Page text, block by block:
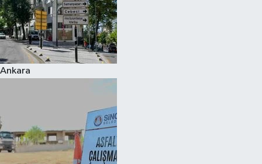
Ankara